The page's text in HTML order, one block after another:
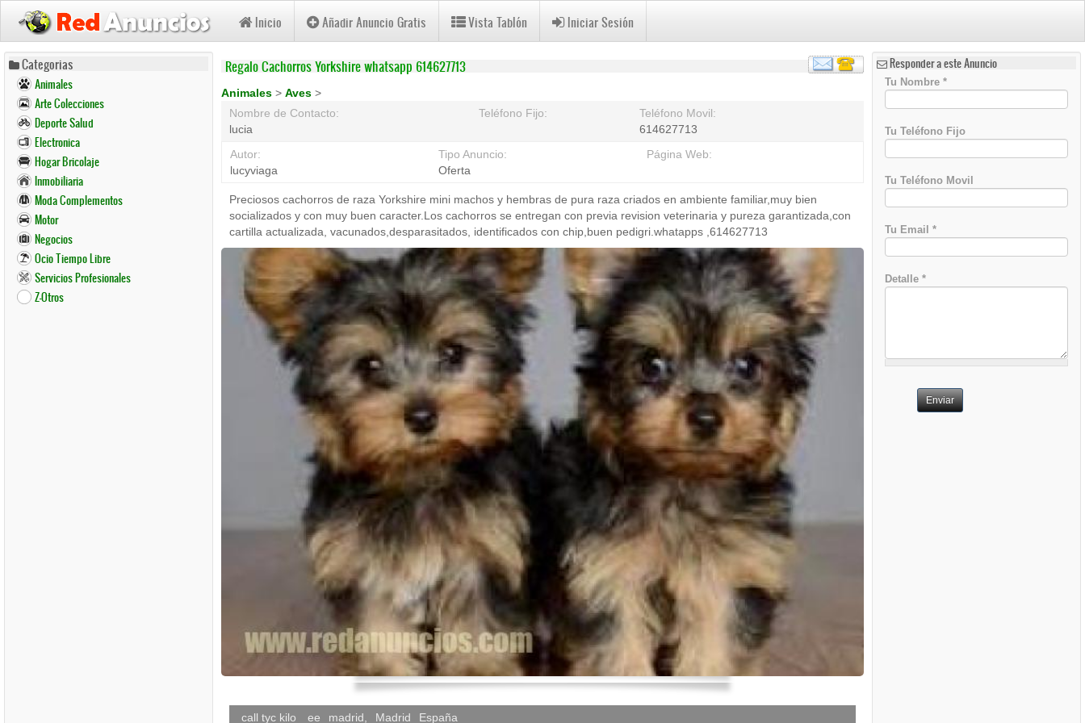
Pasar
contenido
principal
Inicio Añadir Anuncio Gratis Vista Tablón Iniciar Sesión
Categorias
Animales
Arte Colecciones
Deporte Salud
Electronica
Hogar Bricolaje
Inmobiliaria
Moda Complementos
Motor
Negocios
Ocio Tiempo Libre
Servicios Profesionales
Z-Otros
Regalo Cachorros Yorkshire whatsapp 614627713
Animales > Aves >
Nombre de Contacto:
lucia
Teléfono Fijo:
Teléfono Movil:
614627713
Autor:
lucyviaga
Tipo Anuncio:
Oferta
Página Web:
Preciosos cachorros de raza Yorkshire mini machos y hembras de pura raza criados en ambiente familiar,muy bien
socializados y con muy buen caracter.Los cachorros se entregan con previa revision veterinaria y pureza garantizada,con
cartilla actualizada, vacunados,desparasitados, identificados con chip,buen pedigri.whatapps ,614627713
call tyc kilo ee madrid Madrid España
Responder a este Anuncio
Tu Nombre*
Tu Teléfono Fijo
Tu Teléfono Movil
Tu Email*
Detalle*
Enviar